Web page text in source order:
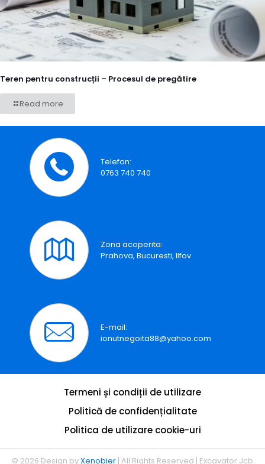
Teren pentru construcții – Procesul de pregătire
Read more
Telefon:
0763 740 740
Zona acoperita:
Prahova, Bucuresti, Ilfov
E-mail:
ionutnegoita88@yahoo.com
Termeni și condiții de utilizare
Politică de confidențialitate
Politica de utilizare cookie-uri
© 2026 Design byXenobier | All Rights Reserved | Excavator Jcb